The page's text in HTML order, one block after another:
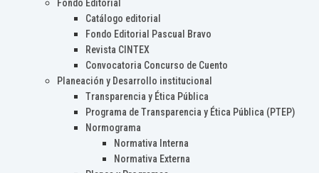
Fondo Editorial
Catálogo editorial
Fondo Editorial Pascual Bravo
Revista CINTEX
Convocatoria Concurso de Cuento
Planeación y Desarrollo institucional
Transparencia y Ética Pública
Programa de Transparencia y Ética Pública (PTEP)
Normograma
Normativa Interna
Normativa Externa